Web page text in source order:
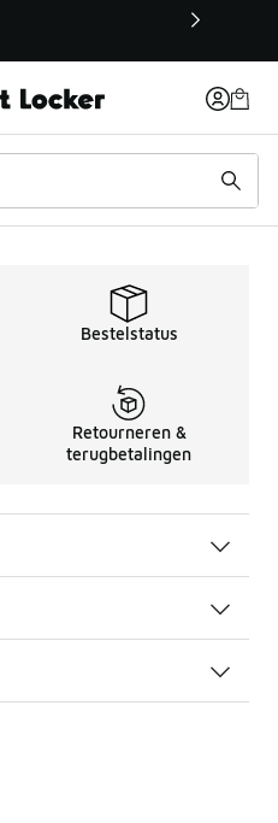
nieuw venster
Bestelstatus
Retourneren &
terugbetalingen